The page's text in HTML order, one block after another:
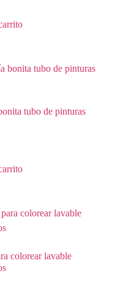
tubo de pinturas
colorear lavable